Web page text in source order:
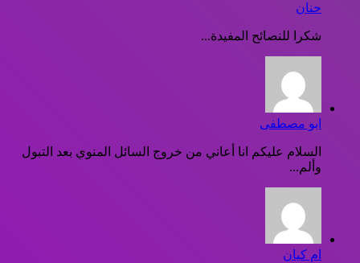
حنان
شكرا للنصائح المفيدة...
ابو مصطفى
السلام عليكم انا أعاني من خروج السائل المنوي بعد التبول
وألم...
ام كيان